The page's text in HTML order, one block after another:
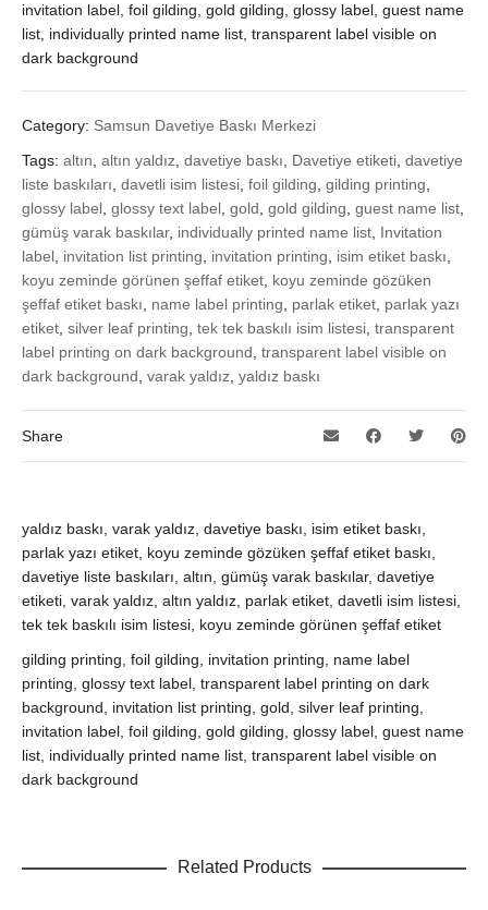
invitation label, foil gilding, gold gilding, glossy label, guest name
list, individually printed name list, transparent label visible on
dark background
Category: Samsun Davetiye Baskı Merkezi
Tags: altın, altın yaldız, davetiye baskı, Davetiye etiketi, davetiye
liste baskıları, davetli isim listesi, foil gilding, gilding printing,
glossy label, glossy text label, gold, gold gilding, guest name list,
gümüş varak baskılar, individually printed name list, Invitation
label, invitation list printing, invitation printing, isim etiket baskı,
koyu zeminde görünen şeffaf etiket, koyu zeminde gözüken
şeffaf etiket baskı, name label printing, parlak etiket, parlak yazı
etiket, silver leaf printing, tek tek baskılı isim listesi, transparent
label printing on dark background, transparent label visible on
dark background, varak yaldız, yaldız baskı
Share
yaldız baskı, varak yaldız, davetiye baskı, isim etiket baskı,
parlak yazı etiket, koyu zeminde gözüken şeffaf etiket baskı,
davetiye liste baskıları, altın, gümüş varak baskılar, davetiye
etiketi, varak yaldız, altın yaldız, parlak etiket, davetli isim listesi,
tek tek baskılı isim listesi, koyu zeminde görünen şeffaf etiket
gilding printing, foil gilding, invitation printing, name label
printing, glossy text label, transparent label printing on dark
background, invitation list printing, gold, silver leaf printing,
invitation label, foil gilding, gold gilding, glossy label, guest name
list, individually printed name list, transparent label visible on
dark background
Related Products